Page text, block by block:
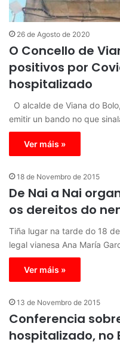
26 de Agosto de 2020
O Concello de
positivos por
hospitalizado
O alcalde de Viana do
emitir un bando no que
Ver máis »
18 de Novembro de 2015
De Nai a Nai
os dereitos do
Tiña lugar na tarde do 18
legal vianesa Ana María
Ver máis »
13 de Novembro de 2015
Conferencia
hospitalizado, no